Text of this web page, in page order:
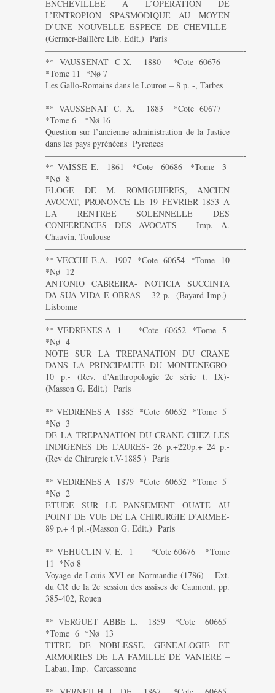
ENCHEVILLEE A L’OPERATION DE
L’ENTROPION SPASMODIQUE AU MOYEN
D’UNE NOUVELLE ESPECE DE CHEVILLE-
(Germer-Baillère Lib. Edit.) Paris
———————————————————————-
** VAUSSENAT C-X. 1880 *Cote 60676
*Tome 11 *Nø 7
Les Gallo-Romains dans le Louron – 8 p. -, Tarbes
———————————————————————-
** VAUSSENAT C. X. 1883 *Cote 60677
*Tome 6 *Nø 16
Question sur l’ancienne administration de la Justice
dans les pays pyrénéens Pyrenees
———————————————————————-
** VAÏSSE E. 1861 *Cote 60686 *Tome 3
*Nø 8
ELOGE DE M. ROMIGUIERES, ANCIEN
AVOCAT, PRONONCE LE 19 FEVRIER 1853 A
LA RENTREE SOLENNELLE DES
CONFERENCES DES AVOCATS – Imp. A.
Chauvin, Toulouse
———————————————————————-
** VECCHI E.A. 1907 *Cote 60654 *Tome 10
*Nø 12
ANTONIO CABREIRA- NOTICIA SUCCINTA
DA SUA VIDA E OBRAS – 32 p.- (Bayard Imp.)
Lisbonne
———————————————————————-
** VEDRENES A 1 *Cote 60652 *Tome 5
*Nø 4
NOTE SUR LA TREPANATION DU CRANE
DANS LA PRINCIPAUTE DU MONTENEGRO-
10 p.- (Rev. d’Anthropologie 2e série t. IX)-
(Masson G. Edit.) Paris
———————————————————————-
** VEDRENES A 1885 *Cote 60652 *Tome 5
*Nø 3
DE LA TREPANATION DU CRANE CHEZ LES
INDIGENES DE L’AURES- 26 p.+220p.+ 24 p.-
(Rev de Chirurgie t.V-1885 ) Paris
———————————————————————-
** VEDRENES A 1879 *Cote 60652 *Tome 5
*Nø 2
ETUDE SUR LE PANSEMENT OUATE AU
POINT DE VUE DE LA CHIRURGIE D’ARMEE-
89 p.+ 4 pl.-(Masson G. Edit.) Paris
———————————————————————-
** VEHUCLIN V. E. 1 *Cote 60676 *Tome
11 *Nø 8
Voyage de Louis XVI en Normandie (1786) – Ext.
du CR de la 2e session des assises de Caumont, pp.
385-402, Rouen
———————————————————————-
** VERGUET ABBE L. 1859 *Cote 60665
*Tome 6 *Nø 13
TITRE DE NOBLESSE, GENEALOGIE ET
ARMOIRIES DE LA FAMILLE DE VANIERE –
Labau, Imp. Carcassonne
———————————————————————-